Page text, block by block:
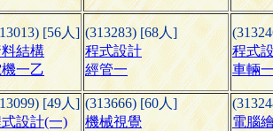
[56人]
結構
一乙
(313283) [68人]
程式設計
經管一
程式
車輛
[49人]
設計(一)
(313666) [60人]
機械視覺
電腦